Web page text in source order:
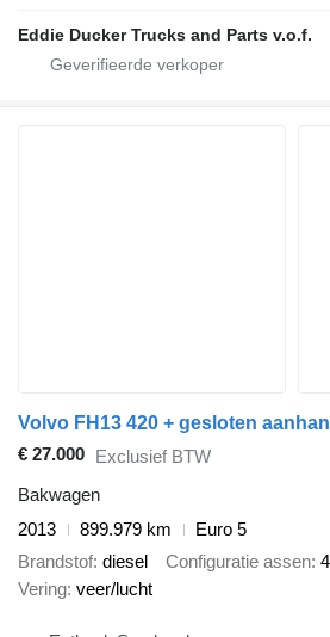
Eddie Ducker Trucks and Parts v.o.f.
Volvo FH13 420 + gesloten
€ 27.000 Exclusief BTW
Bakwagen
2013
899.979 km
Euro 5
Brandstof diesel Configuratie assen
Vering veer/lucht